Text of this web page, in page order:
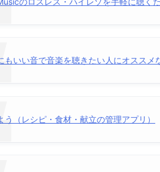
もいい音で音楽を聴きたい人にオススメ
う（レシピ・食材・献立の管理アプリ）